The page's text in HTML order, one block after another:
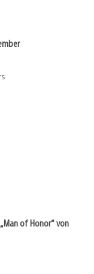
of Honor“ von